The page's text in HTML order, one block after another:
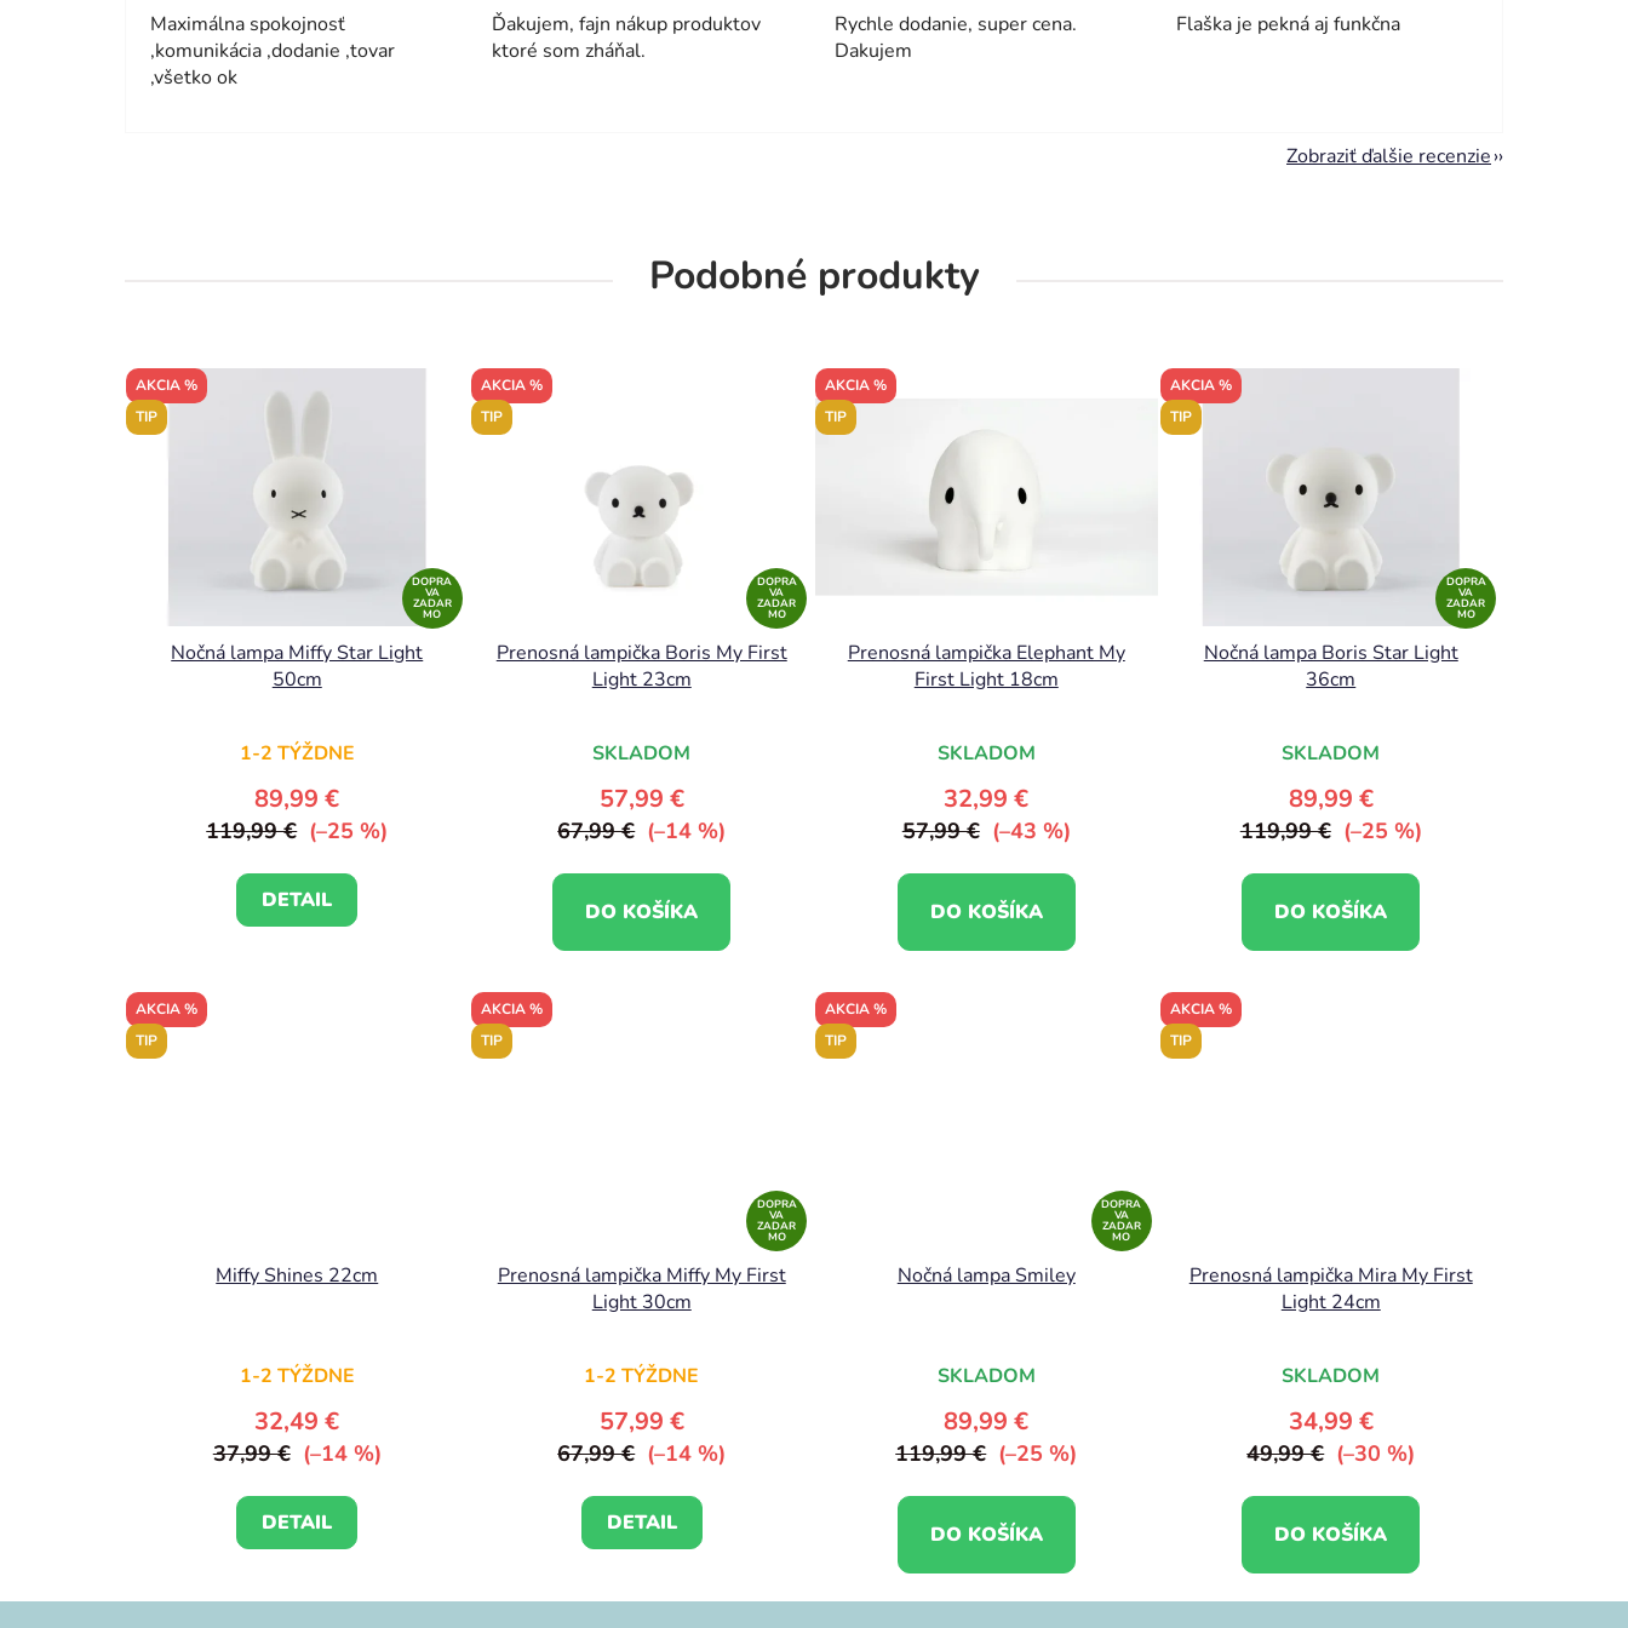
Maximálna spokojnosť
,komunikácia ,dodanie ,tovar
,všetko ok
Ďakujem, fajn nákup produktov
ktoré som zháňal.
Rychle dodanie, super cena.
Dakujem
Flaška je pekná aj funkčna
Zobraziť ďalšie recenzie
Podobné produkty
AKCIA %
TIP
DOPRA
VA
ZADAR
MO
Nočná lampa Miffy Star Light
50cm
1-2 TÝŽDNE
89,99 €
119,99 € (–25 %)
DETAIL
AKCIA %
TIP
DOPRA
VA
ZADAR
MO
Prenosná lampička Boris My First
Light 23cm
hodnotenie
produktu
je
5
hviezdičiek.
SKLADOM
57,99 €
67,99 € (–14 %)
DO KOŠÍKA
AKCIA %
TIP
Prenosná lampička Elephant My
First Light 18cm
SKLADOM
32,99 €
57,99 € (–43 %)
DO KOŠÍKA
AKCIA %
TIP
DOPRA
VA
ZADAR
MO
Nočná lampa Boris Star Light
36cm
SKLADOM
89,99 €
119,99 € (–25 %)
DO KOŠÍKA
AKCIA %
TIP
Miffy Shines 22cm
1-2 TÝŽDNE
32,49 €
37,99 € (–14 %)
DETAIL
AKCIA %
TIP
DOPRA
VA
ZADAR
MO
Prenosná lampička Miffy My First
Light 30cm
1-2 TÝŽDNE
57,99 €
67,99 € (–14 %)
DETAIL
AKCIA %
TIP
DOPRA
VA
ZADAR
MO
Nočná lampa Smiley
SKLADOM
89,99 €
119,99 € (–25 %)
DO KOŠÍKA
AKCIA %
TIP
Prenosná lampička Mira My First
Light 24cm
SKLADOM
34,99 €
49,99 € (–30 %)
DO KOŠÍKA